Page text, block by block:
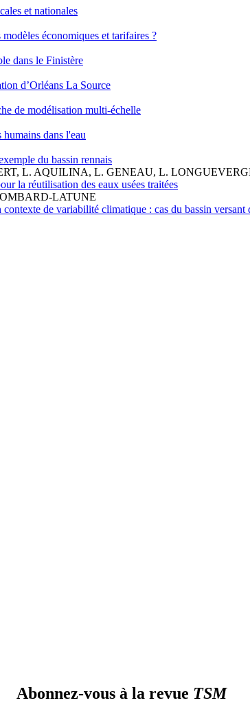
et nationales
économiques et tarifaires ?
dans le Finistère
d’Orléans La Source
de modélisation multi-échelle
dans l'eau
du bassin rennais
L. AQUILINA, L. GENEAU, L.
la réutilisation des eaux usées traitées
LATUNE
de variabilité climatique : cas du bassin
Abonnez-vous à la revue TSM